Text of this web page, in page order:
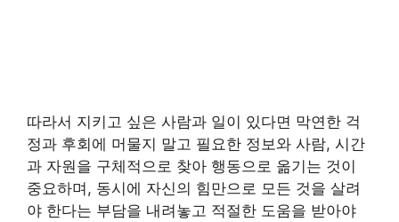
따라서 지키고 싶은 사람과 일이 있다면 막연한 걱
정과 후회에 머물지 말고 필요한 정보와 사람, 시간
과 자원을 구체적으로 찾아 행동으로 옮기는 것이
중요하며, 동시에 자신의 힘만으로 모든 것을 살려
야 한다는 부담을 내려놓고 적절한 도움을 받아야